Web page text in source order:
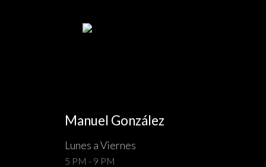
Manuel González
Lunes a Viernes
5 PM - 9 PM